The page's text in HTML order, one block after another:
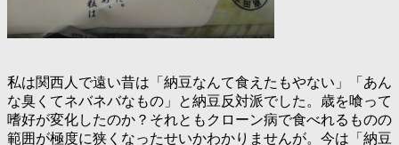
私は関西人で遠い昔は「納豆なんて食えたもやない」「あん
な臭くてネバネバなもの」と納豆反対派でした。歳を喰って
嗜好が変化したのか？それともクローン病で食べれるものの
範囲が極度に狭くなったせいかわかりませんが。今は「納豆